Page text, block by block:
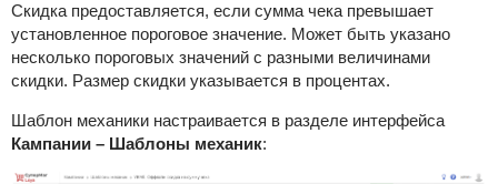
Скидка предоставляется, если сумма чека превышает
установленное пороговое значение. Может быть указано
несколько пороговых значений с разными величинами
скидки. Размер скидки указывается в процентах.
Шаблон механики настраивается в разделе интерфейса
Кампании – Шаблоны механик: